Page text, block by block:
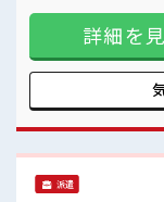
職場にはロッカー
私物の置きすぎに
土日祝休みなので、
ON/OFFの切替も
るので、
にもでき
ど、 しっ
ステップ
≫ 一人で
場の雰
が必要で
い！
詳細を
派遣